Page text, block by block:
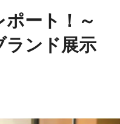
ート！～
ランド展示